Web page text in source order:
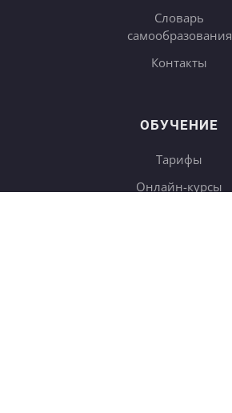
Словарь
самообразования
Контакты
ОБУЧЕНИЕ
Тарифы
Онлайн-курсы